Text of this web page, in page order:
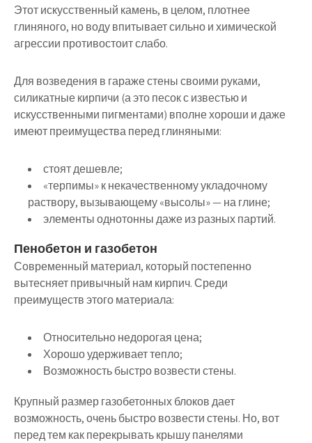
Этот искусственный камень, в целом, плотнее
глиняного, но воду впитывает сильно и химической
агрессии противостоит слабо.
Для возведения в гараже стены своими руками,
силикатные кирпичи (а это песок с известью и
искусственными пигментами) вполне хороши и даже
имеют преимущества перед глиняными:
стоят дешевле;
«терпимы» к некачественному укладочному
раствору, вызывающему «высолы» — на глине;
элементы однотонны даже из разных партий.
Пенобетон и газобетон
Современный материал, который постепенно
вытесняет привычный нам кирпич. Среди
преимуществ этого материала:
Относительно недорогая цена;
Хорошо удерживает тепло;
Возможность быстро возвести стены.
Крупный размер газобетонных блоков дает
возможность, очень быстро возвести стены. Но, вот
перед тем как перекрывать крышу панелями